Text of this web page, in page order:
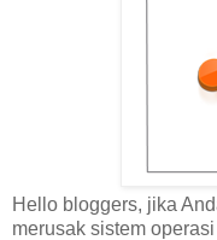
Hello bloggers, jika
merusak sistem